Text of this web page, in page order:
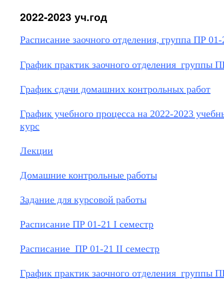
2022-2023 уч.год
Расписание заочного отделения, группа ПР
График практик заочного отделения группы
График сдачи домашних контрольных работ
График учебного процесса на 2022-2023
курс
Лекции
Домашние контрольные работы
Задание для курсовой работы
Расписание ПР 01-21 I семестр
Расписание ПР 01-21 II семестр
График практик заочного отделения группы